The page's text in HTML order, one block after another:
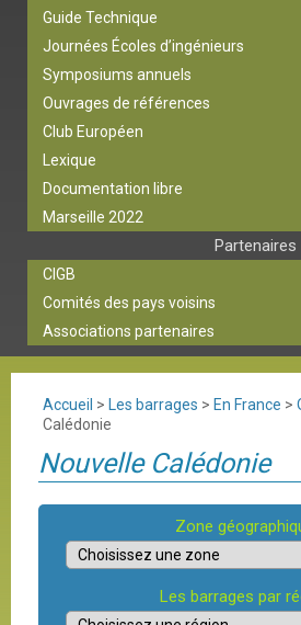
Guide Technique
Journées Écoles d’ingénieurs
Symposiums annuels
Ouvrages de références
Club Européen
Lexique
Documentation libre
Marseille 2022
Partenaires
CIGB
Comités des pays voisins
Associations partenaires
Accueil > Les barrages > En France >
Calédonie
Nouvelle Calédonie
Zone
Les barrages par